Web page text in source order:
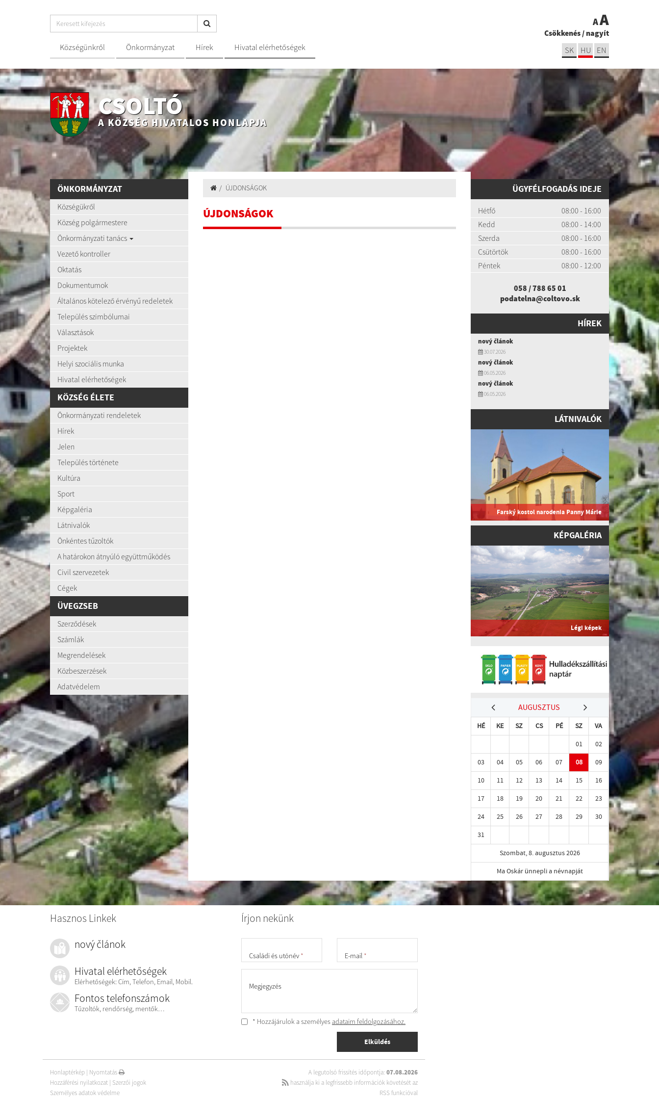
Községünkről Önkormányzat Hírek Hivatal elérhetőségek
AA
Csökkenés/ nagyít
SK HU EN
CSOLTÓ
A KÖZSÉG HIVATALOS HONLAPJA
ÖNKORMÁNYZAT
Községükről
Község polgármestere
Önkormányzati tanács
Vezető kontroller
Oktatás
Dokumentumok
Általános kötelező érvényű redeletek
Település szimbólumai
Választások
Projektek
Helyi szociális munka
Hivatal elérhetőségek
KÖZSÉG ÉLETE
Önkormányzati rendeletek
Hírek
Jelen
Település története
Kultúra
Sport
Képgaléria
Látnivalók
Önkéntes tűzoltók
A határokon átnyúló együttműködés
Civil szervezetek
Cégek
ÜVEGZSEB
Szerződések
Számlák
Megrendelések
Közbeszerzések
Adatvédelem
ÚJDONSÁGOK
ÚJDONSÁGOK
ÜGYFÉLFOGADÁS IDEJE
Hétfő
08:00 - 16:00
Kedd
08:00 - 14:00
Szerda
08:00 - 16:00
Csütörtök
08:00 - 16:00
Péntek
08:00 - 12:00
058 / 788 65 01
podatelna@coltovo.sk
HÍREK
nový článok
30.07.2026
nový článok
06.05.2026
nový článok
06.05.2026
LÁTNIVALÓK
Farský kostol narodenia Panny Márie
KÉPGALÉRIA
Légi képek
AUGUSZTUS
HÉ KE SZ CS PÉ SZ
VA
01
02
03
04 05 06 07 08
09
10
11 12 13 14 15
16
17
18 19 20 21 22
23
24
25 26 27 28 29
30
31
Szombat, 8. augusztus 2026
Ma Oskár ünnepli a névnapját
Írjon nekünk
Családi és utónév * E-mail *
Megjegyzés
* Hozzájárulok a személyes adataim feldolgozásához.
Elküldés
Hasznos Linkek
nový článok
Hivatal elérhetőségek
Elérhetőségek: Cím, Telefon, Email, Mobil.
Fontos telefonszámok
Tűzoltók, rendőrség, mentők…
A legutolsó frissítés időpontja: 07.08.2026
használja ki a legfrissebb információk követését az
RSS funkcióval
Honlaptérkép | Nyomtatás
Hozzáférési nyilatkozat | Szerzői jogok
Személyes adatok védelme